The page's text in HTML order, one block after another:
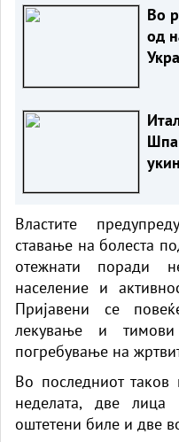
Во
од
Властите
ставање на болеста
отежнати поради
население и
Пријавени се
лекување и
погребување на
Во последниот
неделата, две
оштетени биле и две